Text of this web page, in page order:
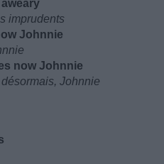
imprudents
Johnnie
now Johnnie
Johnnie